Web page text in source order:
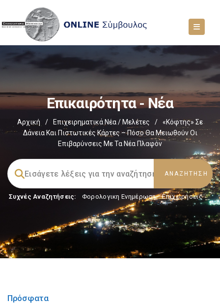
Επικαιρότητα - Νέα
Αρχική / Επιχειρηματικά Νέα / Μελέτες /
«Κόφτης» Σε
Δάνεια Και Πιστωτικές Κάρτες – Πόσο Θα Μειωθούν Οι
Επιβαρύνσεις Με Τα Νέα Πλαφόν
Συχνές Αναζητήσεις: Φορολογικη Ενημέρωση, Επιχειρήσεις
Πρόσφατα